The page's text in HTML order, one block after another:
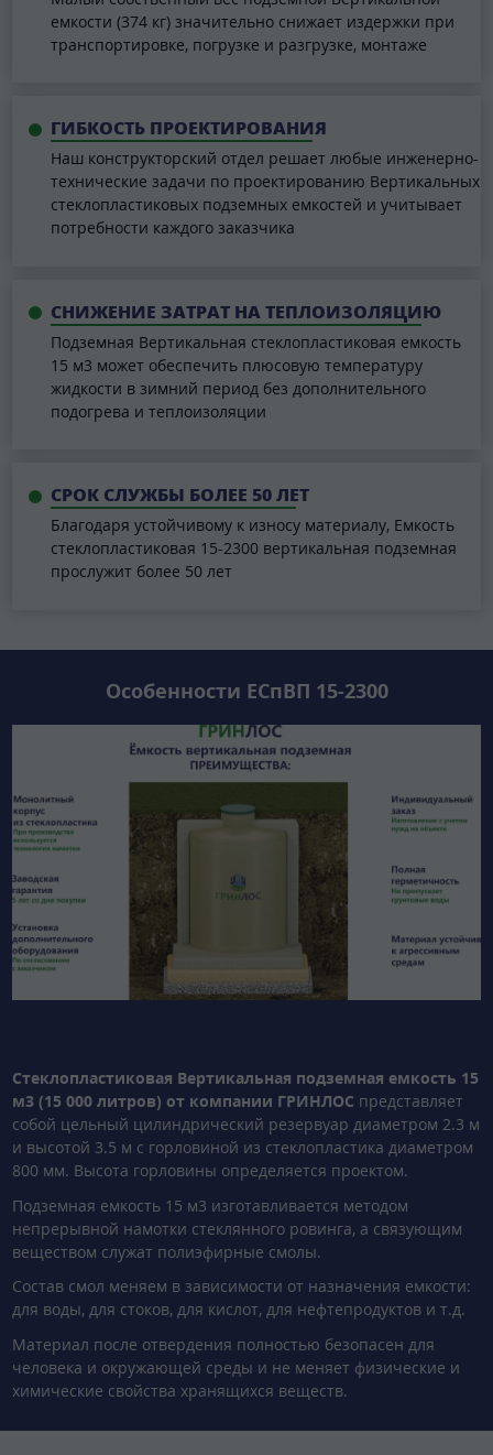
емкости (374 кг) значительно снижает издержки при
транспортировке, погрузке и разгрузке, монтаже
ГИБКОСТЬ ПРОЕКТИРОВАНИЯ
Наш конструкторский отдел решает любые инженерно-
технические задачи по проектированию Вертикальных
стеклопластиковых подземных емкостей и учитывает
потребности каждого заказчика
СНИЖЕНИЕ ЗАТРАТ НА ТЕПЛОИЗОЛЯЦИЮ
Подземная Вертикальная стеклопластиковая емкость
15 м3 может обеспечить плюсовую температуру
жидкости в зимний период без дополнительного
подогрева и теплоизоляции
СРОК СЛУЖБЫ БОЛЕЕ 50 ЛЕТ
Благодаря устойчивому к износу материалу, Емкость
стеклопластиковая 15-2300 вертикальная подземная
прослужит более 50 лет
Особенности ЕСпВП 15-2300
Стеклопластиковая Вертикальная подземная емкость 15
м3 (15 000 литров) от компании ГРИНЛОС представляет
собой цельный цилиндрический резервуар диаметром 2.3 м
и высотой 3.5 м с горловиной из стеклопластика диаметром
800 мм. Высота горловины определяется проектом.
Подземная емкость 15 м3 изготавливается методом
непрерывной намотки стеклянного ровинга, а связующим
веществом служат полиэфирные смолы.
Состав смол меняем в зависимости от назначения емкости:
для воды, для стоков, для кислот, для нефтепродуктов и т.д.
Материал после отвердения полностью безопасен для
человека и окружающей среды и не меняет физические и
химические свойства хранящихся веществ.